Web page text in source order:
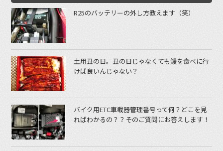
R25のバッテリーの外し方教えます（笑）
土用丑の日。丑の日じゃなくても鰻を食べに行
けば良いんじゃない？
バイク用ETC車載器管理番号って何？どこを見
ればわかるの？？そのご質問にお答えします！